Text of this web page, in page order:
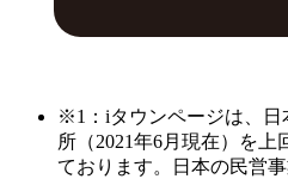
※1：iタウンページは、日
所（2021年6月現在）を
ております。日本の民営